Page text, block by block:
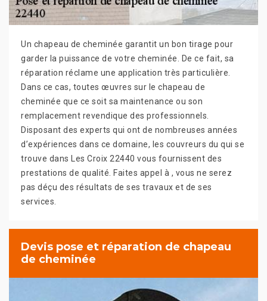
Un chapeau de cheminée garantit un bon tirage pour
garder la puissance de votre cheminée. De ce fait, sa
réparation réclame une application très particulière.
Dans ce cas, toutes œuvres sur le chapeau de
cheminée que ce soit sa maintenance ou son
remplacement revendique des professionnels.
Disposant des experts qui ont de nombreuses années
d’expériences dans ce domaine, les couvreurs du qui se
trouve dans Les Croix 22440 vous fournissent des
prestations de qualité. Faites appel à , vous ne serez
pas déçu des résultats de ses travaux et de ses
services.
Devis pose et réparation de chapeau
de cheminée